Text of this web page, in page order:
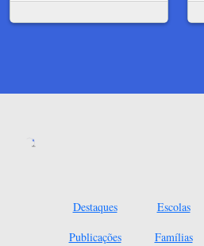
Destaques
Publicações
Escolas
Famílias